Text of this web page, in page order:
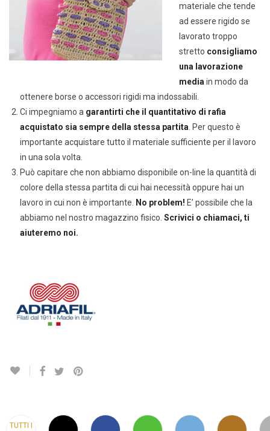
materiale che tende
ad essere rigido se
lavorato troppo
stretto consigliamo
una lavorazione
media in modo da
ottenere borse o accessori rigidi ma indossabili.
Ci impegniamo a garantirti che il quantitativo di rafia
acquistato sia sempre della stessa partita . Per questo è
importante acquistare tutto il materiale sufficiente per il lavoro
in una sola volta.
Può capitare che non abbiamo disponibile on-line la quantità di
colore della stessa partita di cui hai necessità oppure hai un
lavoro in cui non è importante. No problem! E’ possibile che la
abbiamo nel nostro magazzino fisico. Scrivici o chiamaci, ti
aiuteremo noi.
TUTTI I